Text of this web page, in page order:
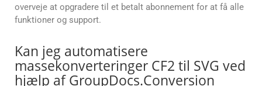
overveje at opgradere til et betalt abonnement for at få alle
funktioner og support.
Kan jeg automatisere
massekonverteringer CF2 til SVG ved
hjælp af GroupDocs.Conversion